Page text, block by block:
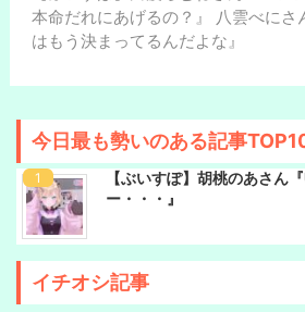
本命だれにあげるの？』 八雲べにさ
はもう決まってるんだよな』
今日最も勢いのある記事
【ぶいすぽ】胡桃のあさん
ー・・・』
イチオシ記事